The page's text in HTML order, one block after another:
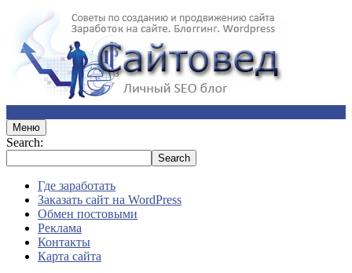
Меню
Search:
Где заработать
Заказать сайт на WordPress
Обмен постовыми
Реклама
Контакты
Карта сайта